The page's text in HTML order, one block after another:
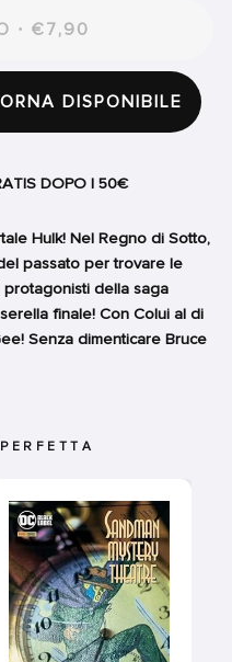
· €7,90
DISPONIBILE
DOPO I 50€
Hulk! Nel Regno di Sotto,
passato per trovare le
della saga
finale! Con Colui al di
Senza dimenticare Bruce